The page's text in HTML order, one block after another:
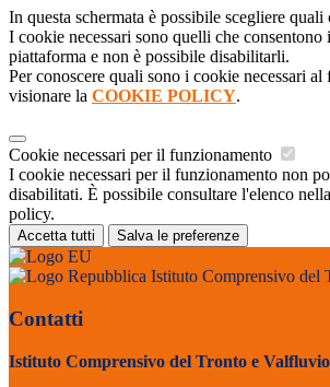
In questa schermata è possibile scegliere
I cookie necessari sono quelli che
piattaforma e non è possibile disabilitarli.
Per conoscere quali sono i cookie necessari
visionare la COOKIE POLICY.
Cookie necessari per il funzionamento
I cookie necessari per il funzionamento non
disabilitati. È possibile consultare l'elenco
policy.
Accetta tutti Salva le preferenze
Istituto Comprensivo del
Contatti
Istituto Comprensivo del Tronto e